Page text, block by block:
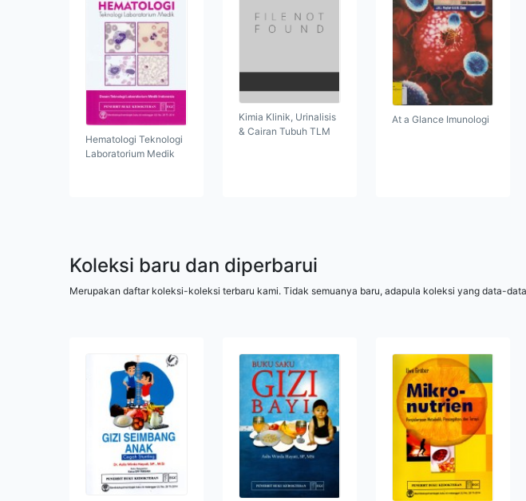
Hematologi Teknologi
Laboratorium Medik
Kimia Klinik, Urinalisis
& Cairan Tubuh TLM
At a Glance Imunologi
Koleksi baru dan diperbarui
Merupakan daftar koleksi-koleksi terbaru kami. Tidak semuanya baru, adapula koleksi yang data-